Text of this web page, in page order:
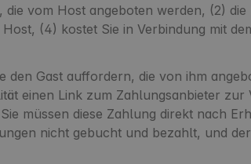
vom Host angeboten werden, (2)
(4) kostet Sie in Verbindung mit
Gast auffordern, die von ihm
einen Link zum Zahlungsanbieter
müssen diese Zahlung direkt nach
nicht gebucht und bezahlt, und